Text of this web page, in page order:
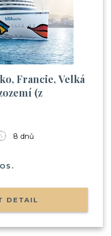
Francie, Velká
(z
8 dnů
DETAIL
získáte:
s cestováním